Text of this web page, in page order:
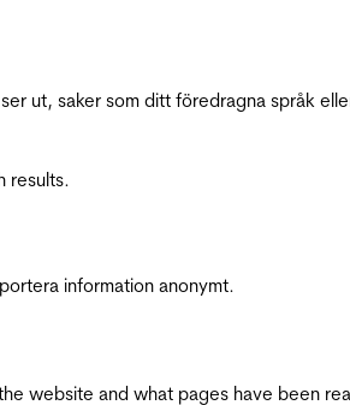
ut, saker som ditt föredragna språk
results.
information anonymt.
website and what pages have been